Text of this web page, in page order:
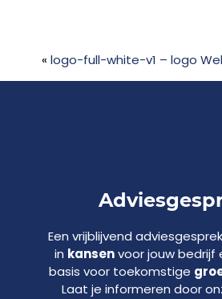
« logo-full-white-v1 – logo
Een vrijblijvend
in kansenvoor jouw bedrijf
basis voor toekomstige
Laat je informeren door